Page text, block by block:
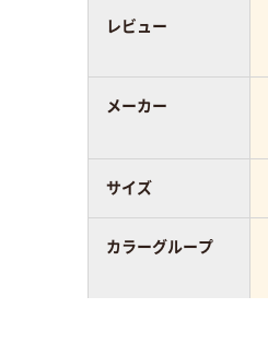
レビュー
メーカー
サイズ
カラーグループ